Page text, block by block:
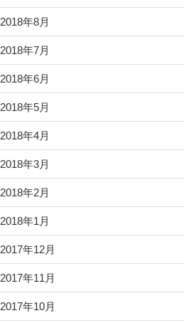
2018年8月
2018年7月
2018年6月
2018年5月
2018年4月
2018年3月
2018年2月
2018年1月
2017年12月
2017年11月
2017年10月